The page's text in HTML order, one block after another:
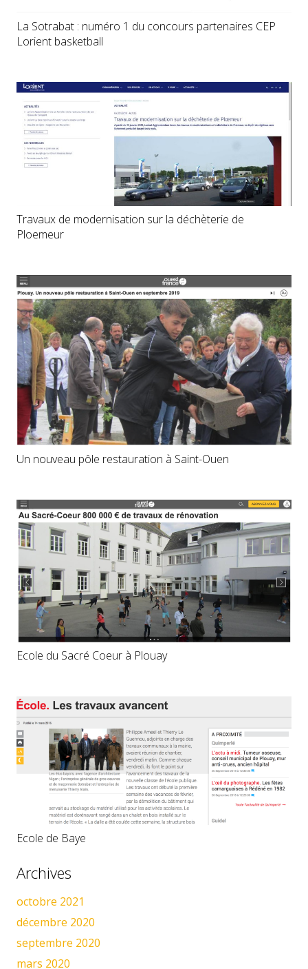
La Sotrabat : numéro 1 du concours partenaires CEP
Lorient basketball
Travaux de modernisation sur la déchèterie de
Ploemeur
Un nouveau pôle restauration à Saint-Ouen
Ecole du Sacré Coeur à Plouay
Ecole de Baye
Archives
octobre 2021
décembre 2020
septembre 2020
mars 2020